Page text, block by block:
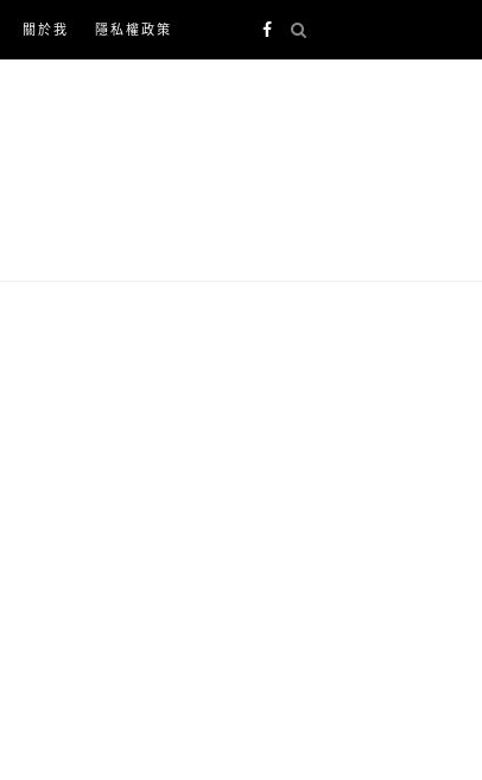
關於我 隱私權政策